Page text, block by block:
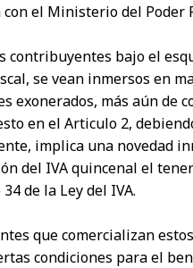
el Ministerio del
contribuyentes bajo el
se vean inmersos en
exonerados, más aún
en el Articulo 2,
implica una novedad
del IVA quincenal el
de la Ley del IVA.
que comercializan
condiciones para el